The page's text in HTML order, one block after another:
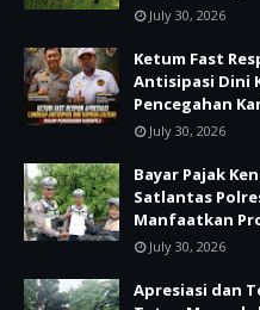
July 30, 2026
Ketum Fast
Antisipasi Dini
Pencegahan
July 30, 2026
Bayar Pajak
Satlantas
Manfaatkan
July 30, 2026
Apresiasi dan